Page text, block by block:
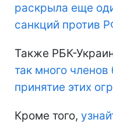
раскрыла еще
санкций против
Также РБК-
так много
принятие этих
Кроме того,